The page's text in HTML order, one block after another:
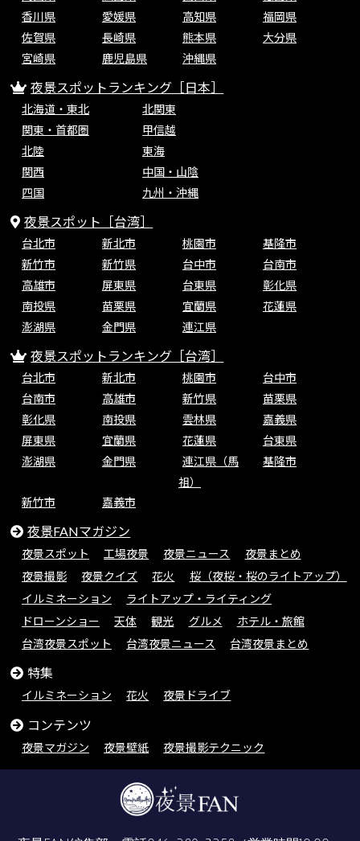
香川県
愛媛県 高知県
福岡県
佐賀県
長崎県 熊本県
大分県
宮崎県
鹿児島県 沖縄県
夜景スポットランキング［日本］
北海道・東北
北関東
関東・首都圏
甲信越
北陸
東海
関西
中国・山陰
四国
九州・沖縄
夜景スポット［台湾］
台北市 新北市 桃園市
基隆市
新竹市
新竹県 台中市
台南市
高雄市
屏東県 台東県
彰化県
南投県
苗栗県 宜蘭県
花蓮県
澎湖県
金門県 連江県
夜景スポットランキング［台湾］
台北市 新北市 桃園市
台中市
台南市
高雄市 新竹県
苗栗県
彰化県
南投県 雲林県
嘉義県
屏東県
宜蘭県 花蓮県
台東県
澎湖県
金門県
連江県（馬
祖）
基隆市
新竹市 嘉義市
夜景FANマガジン
夜景スポット 工場夜景 夜景ニュース
夜景まとめ
夜景撮影
夜景クイズ 花火
桜（夜桜・桜のライトアップ）
イルミネーション
ライトアップ・ライティング
ドローンショー
天体 観光 グルメ
ホテル・旅館
台湾夜景スポット
台湾夜景ニュース 台湾夜景まとめ
特集
イルミネーション 花火 夜景ドライブ
コンテンツ
夜景マガジン 夜景壁紙 夜景撮影テクニック